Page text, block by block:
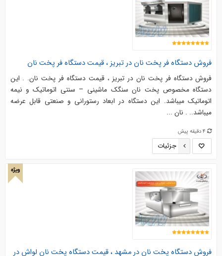
فروش دستگاه فر پخت نان در تبریز ، قیمت دستگاه فر پخت نان
فروش دستگاه فر پخت نان در تبریز ، قیمت دستگاه فر پخت نان. . این
دستگاه مخصوص پخت نان سنگک ماشینی – سنتی اتوماتیک و نیمه
اتوماتیک میباشد. این دستگاه در ابعاد رستورانی و صنعتی قابل عرضه
میباشد.. . نان ...
4 دقیقه پیش
جزئیات
ویژه
فروش دستگاه پخت نان در مشهد ، قیمت دستگاه پخت نان لواش در